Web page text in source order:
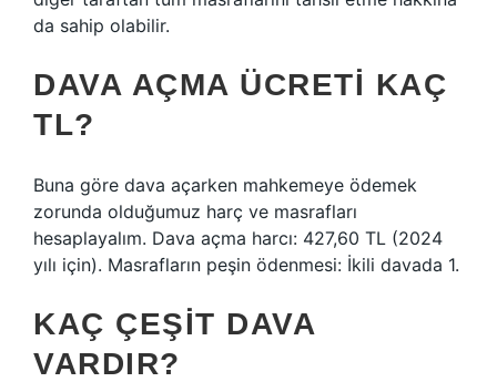
da sahip olabilir.
DAVA AÇMA ÜCRETI KAÇ
TL?
Buna göre dava açarken mahkemeye ödemek
zorunda olduğumuz harç ve masrafları
hesaplayalım. Dava açma harcı: 427,60 TL (2024
yılı için). Masrafların peşin ödenmesi: İkili davada 1.
KAÇ ÇEŞIT DAVA
VARDIR?